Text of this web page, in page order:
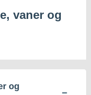
vaner og
og